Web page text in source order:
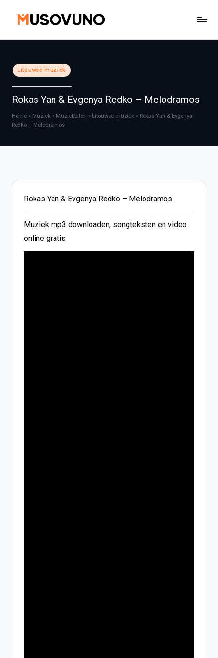
Geplaatst
in
Litouwse muziek
Rokas Yan & Evgenya Redko – Melodramos
Home » Muziek » Muziektalen » Litouwse muziek » Rokas Yan & Evgenya
Redko – Melodramos
Rokas Yan & Evgenya Redko – Melodramos
Muziek mp3 downloaden, songteksten en video
online gratis